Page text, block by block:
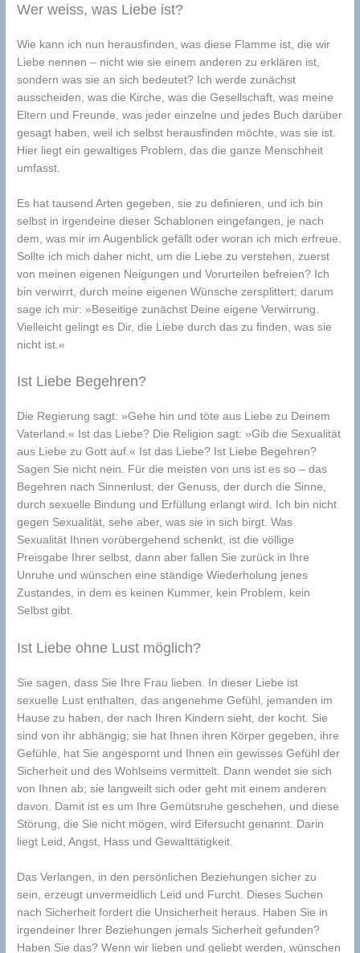
Wer weiss, was Liebe ist?
Wie kann ich nun herausfinden, was diese Flamme ist, die wir
Liebe nennen – nicht wie sie einem anderen zu erklären ist,
sondern was sie an sich bedeutet? Ich werde zunächst
ausscheiden, was die Kirche, was die Gesellschaft, was meine
Eltern und Freunde, was jeder einzelne und jedes Buch darüber
gesagt haben, weil ich selbst herausfinden möchte, was sie ist.
Hier liegt ein gewaltiges Problem, das die ganze Menschheit
umfasst.
Es hat tausend Arten gegeben, sie zu definieren, und ich bin
selbst in irgendeine dieser Schablonen eingefangen, je nach
dem, was mir im Augenblick gefällt oder woran ich mich erfreue.
Sollte ich mich daher nicht, um die Liebe zu verstehen, zuerst
von meinen eigenen Neigungen und Vorurteilen befreien? Ich
bin verwirrt, durch meine eigenen Wünsche zersplittert; darum
sage ich mir: »Beseitige zunächst Deine eigene Verwirrung.
Vielleicht gelingt es Dir, die Liebe durch das zu finden, was sie
nicht ist.«
Ist Liebe Begehren?
Die Regierung sagt: »Gehe hin und töte aus Liebe zu Deinem
Vaterland.« Ist das Liebe? Die Religion sagt: »Gib die Sexualität
aus Liebe zu Gott auf.« Ist das Liebe? Ist Liebe Begehren?
Sagen Sie nicht nein. Für die meisten von uns ist es so – das
Begehren nach Sinnenlust, der Genuss, der durch die Sinne,
durch sexuelle Bindung und Erfüllung erlangt wird. Ich bin nicht
gegen Sexualität, sehe aber, was sie in sich birgt. Was
Sexualität Ihnen vorübergehend schenkt, ist die völlige
Preisgabe Ihrer selbst, dann aber fallen Sie zurück in Ihre
Unruhe und wünschen eine ständige Wiederholung jenes
Zustandes, in dem es keinen Kummer, kein Problem, kein
Selbst gibt.
Ist Liebe ohne Lust möglich?
Sie sagen, dass Sie Ihre Frau lieben. In dieser Liebe ist
sexuelle Lust enthalten, das angenehme Gefühl, jemanden im
Hause zu haben, der nach Ihren Kindern sieht, der kocht. Sie
sind von ihr abhängig; sie hat Ihnen ihren Körper gegeben, ihre
Gefühle, hat Sie angespornt und Ihnen ein gewisses Gefühl der
Sicherheit und des Wohlseins vermittelt. Dann wendet sie sich
von Ihnen ab; sie langweilt sich oder geht mit einem anderen
davon. Damit ist es um Ihre Gemütsruhe geschehen, und diese
Störung, die Sie nicht mögen, wird Eifersucht genannt. Darin
liegt Leid, Angst, Hass und Gewalttätigkeit.
Das Verlangen, in den persönlichen Beziehungen sicher zu
sein, erzeugt unvermeidlich Leid und Furcht. Dieses Suchen
nach Sicherheit fordert die Unsicherheit heraus. Haben Sie in
irgendeiner Ihrer Beziehungen jemals Sicherheit gefunden?
Haben Sie das? Wenn wir lieben und geliebt werden, wünschen